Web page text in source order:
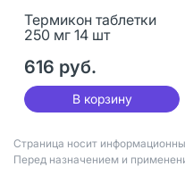
Термикон таблетки
250 мг 14 шт
616 руб.
В корзину
Страница носит
Перед назначением и